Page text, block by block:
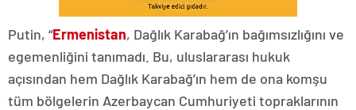
Putin, “Ermenistan, Dağlık Karabağ’ın bağımsızlığını ve
egemenliğini tanımadı. Bu, uluslararası hukuk
açısından hem Dağlık Karabağ’ın hem de ona komşu
tüm bölgelerin Azerbaycan Cumhuriyeti topraklarının